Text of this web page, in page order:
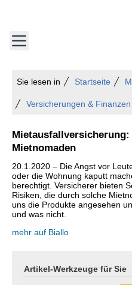
Sie lesen in Startseite
Versicherungen & Finanzen
Mietnomaden
20.1.2020 – Die Angst vor
oder die Wohnung kaputt
berechtigt. Versicherer bieten
Risiken, die durch solche
uns die Produkte angesehen
und was nicht.
mehr auf Biallo
Artikel-Werkzeuge für Sie